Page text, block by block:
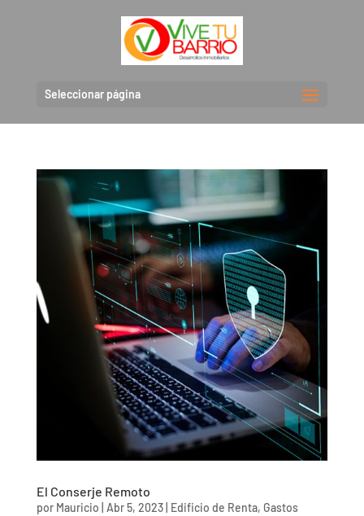
Seleccionar página
El Conserje Remoto
por Mauricio Abr 5, 2023| Edificio de Renta, Gastos